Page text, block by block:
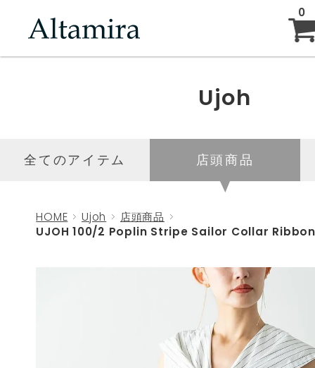
0
ABOUT
NEW ARRIVAL
BRAND
Ujoh
全てのアイテム 店頭商品
HOME Ujoh
店頭商品
UJOH 100/2 Poplin Stripe Sailor Collar